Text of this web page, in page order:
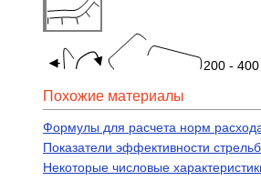
200 - 400
Похожие материалы
Формулы для расчета норм
Показатели эффективности
Некоторые числовые